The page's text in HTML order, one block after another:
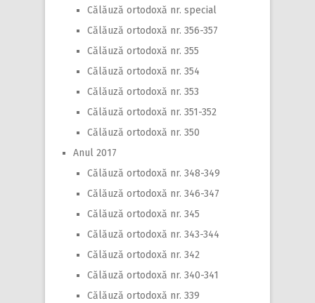
Călăuză ortodoxă nr. special
Călăuză ortodoxă nr. 356-357
Călăuză ortodoxă nr. 355
Călăuză ortodoxă nr. 354
Călăuză ortodoxă nr. 353
Călăuză ortodoxă nr. 351-352
Călăuză ortodoxă nr. 350
Anul 2017
Călăuză ortodoxă nr. 348-349
Călăuză ortodoxă nr. 346-347
Călăuză ortodoxă nr. 345
Călăuză ortodoxă nr. 343-344
Călăuză ortodoxă nr. 342
Călăuză ortodoxă nr. 340-341
Călăuză ortodoxă nr. 339